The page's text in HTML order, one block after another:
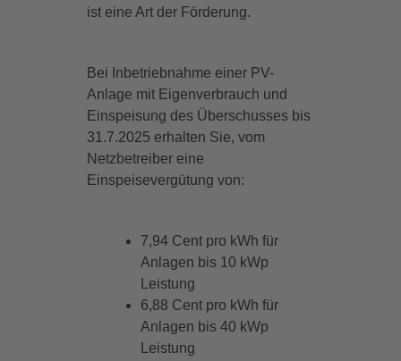
ist eine Art der Förderung.
Bei Inbetriebnahme einer PV-
Anlage mit Eigenverbrauch und
Einspeisung des Überschusses bis
31.7.2025 erhalten Sie, vom
Netzbetreiber eine
Einspeisevergütung von:
7,94 Cent pro kWh für
Anlagen bis 10 kWp
Leistung
6,88 Cent pro kWh für
Anlagen bis 40 kWp
Leistung